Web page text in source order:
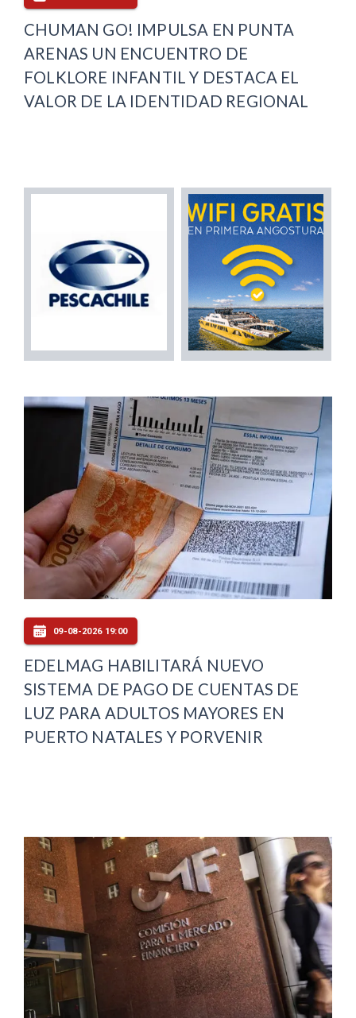
CHUMAN GO! IMPULSA EN PUNTA
ARENAS UN ENCUENTRO DE
FOLKLORE INFANTIL Y DESTACA EL
VALOR DE LA IDENTIDAD REGIONAL
09-08-2026 19:00
EDELMAG HABILITARÁ NUEVO
SISTEMA DE PAGO DE CUENTAS DE
LUZ PARA ADULTOS MAYORES EN
PUERTO NATALES Y PORVENIR